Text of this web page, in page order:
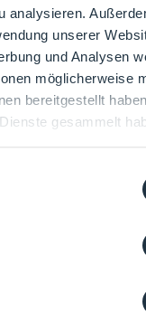
analysieren.
unserer
und Analysen
möglicherweise
bereitgestellt
gesammelt